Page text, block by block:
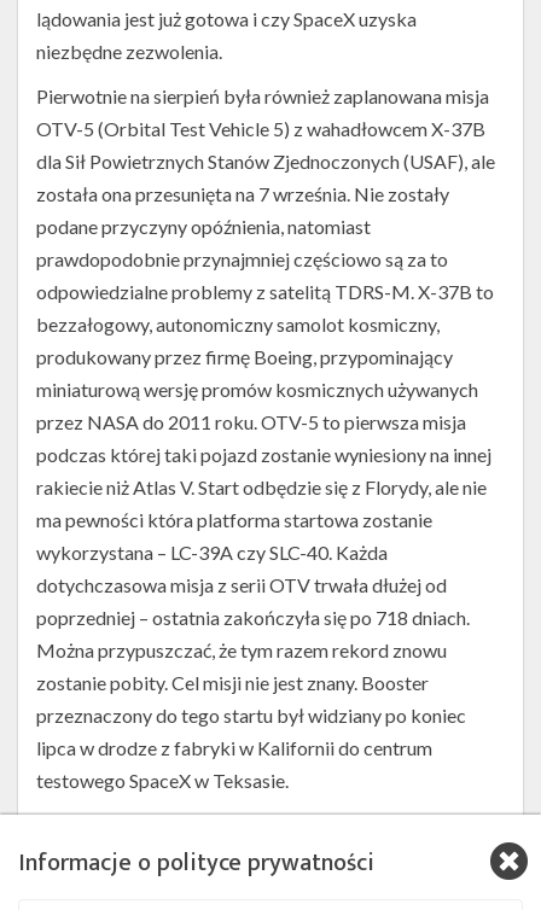
lądowania jest już gotowa i czy SpaceX uzyska
niezbędne zezwolenia.
Pierwotnie na sierpień była również zaplanowana misja
OTV-5 (Orbital Test Vehicle 5) z wahadłowcem X-37B
dla Sił Powietrznych Stanów Zjednoczonych (USAF), ale
została ona przesunięta na 7 września. Nie zostały
podane przyczyny opóźnienia, natomiast
prawdopodobnie przynajmniej częściowo są za to
odpowiedzialne problemy z satelitą TDRS-M. X-37B to
bezzałogowy, autonomiczny samolot kosmiczny,
produkowany przez firmę Boeing, przypominający
miniaturową wersję promów kosmicznych używanych
przez NASA do 2011 roku. OTV-5 to pierwsza misja
podczas której taki pojazd zostanie wyniesiony na innej
rakiecie niż Atlas V. Start odbędzie się z Florydy, ale nie
ma pewności która platforma startowa zostanie
wykorzystana – LC-39A czy SLC-40. Każda
dotychczasowa misja z serii OTV trwała dłużej od
poprzedniej – ostatnia zakończyła się po 718 dniach.
Można przypuszczać, że tym razem rekord znowu
zostanie pobity. Cel misji nie jest znany. Booster
przeznaczony do tego startu był widziany po koniec
lipca w drodze z fabryki w Kalifornii do centrum
testowego SpaceX w Teksasie.
wrześniowych startów SpaceX. 27 września ma odbyć
Informacje o polityce prywatności